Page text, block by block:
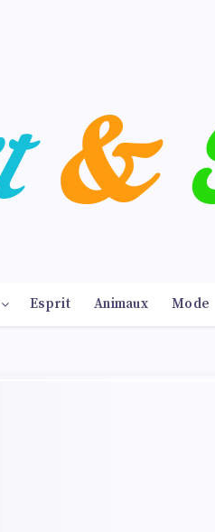
Esprit Animaux Mode